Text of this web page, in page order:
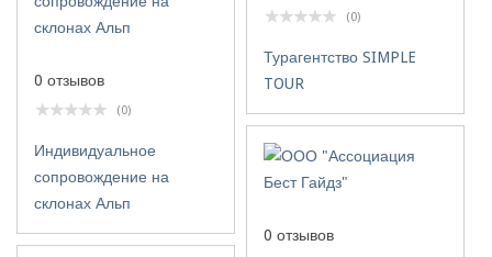
(0)
Турагентство SIMPLE
TOUR
0 отзывов
(0)
Индивидуальное
сопровождение на
склонах Альп
0 отзывов